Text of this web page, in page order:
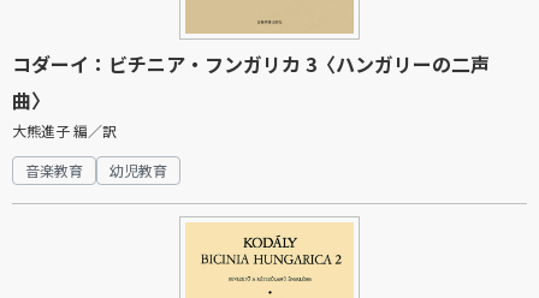
コダーイ：ビチニア・フンガリカ 3〈ハンガリーの二声
曲〉
大熊進子 編／訳
音楽教育
幼児教育